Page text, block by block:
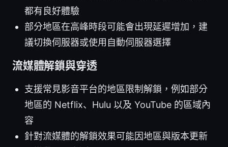
都有良好體驗
部分地區在高峰時段可能會出現延遲增加，建
議切換伺服器或使用自動伺服器選擇
流媒體解鎖與穿透
支援常見影音平台的地區限制解鎖，例如部分
地區的 Netflix、Hulu 以及 YouTube 的區域內
容
針對流媒體的解鎖效果可能因地區與版本更新